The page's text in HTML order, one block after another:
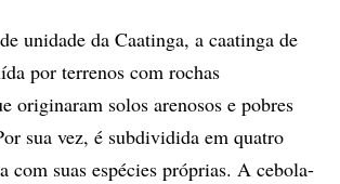
unidade da Caatinga, a caatinga de
por terrenos com rochas
originaram solos arenosos e pobres
sua vez, é subdividida em quatro
com suas espécies próprias. A cebola-